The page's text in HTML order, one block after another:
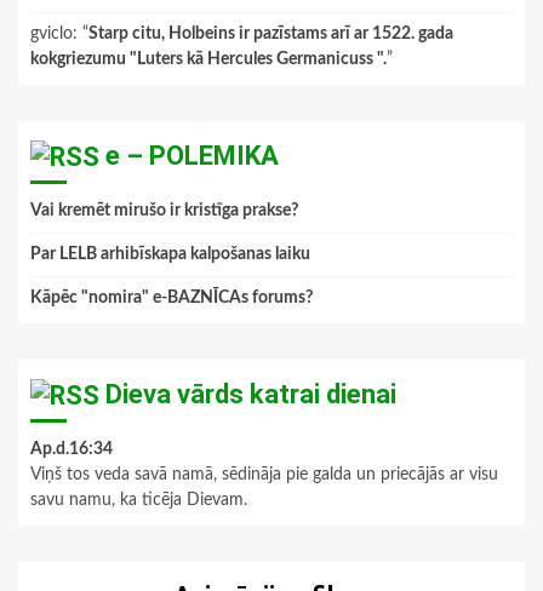
gviclo: “Starp citu, Holbeins ir pazīstams arī ar 1522. gada
kokgriezumu "Luters kā Hercules Germanicuss ".”
e – POLEMIKA
Vai kremēt mirušo ir kristīga prakse?
Par LELB arhibīskapa kalpošanas laiku
Kāpēc "nomira" e-BAZNĪCAs forums?
Dieva vārds katrai dienai
Ap.d.16:34
Viņš tos veda savā namā, sēdināja pie galda un priecājās ar visu
savu namu, ka ticēja Dievam.